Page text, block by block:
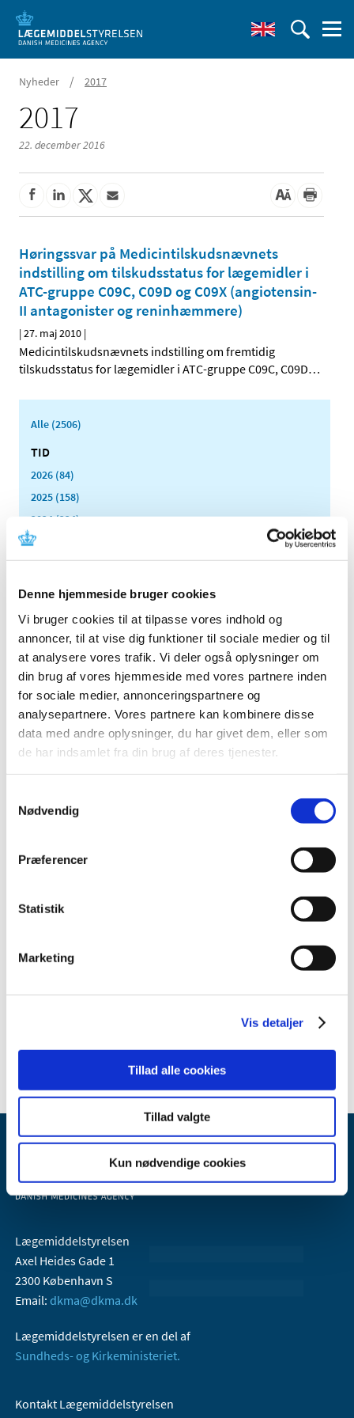
Denne hjemmeside bruger cookies
Vi bruger cookies til at tilpasse vores indhold og
annoncer, til at vise dig funktioner til sociale medier og til
at analysere vores trafik. Vi deler også oplysninger om
din brug af vores hjemmeside med vores partnere inden
for sociale medier, annonceringspartnere og
analysepartnere. Vores partnere kan kombinere disse
data med andre oplysninger, du har givet dem, eller som
de har indsamlet fra din brug af deres tjenester.
Nødvendig
Præferencer
Statistik
Marketing
Vis detaljer
Tillad alle cookies
Tillad valgte
Kun nødvendige cookies
Nyheder / 2017
2017
22. december 2016
Høringssvar på Medicintilskudsnævnets
indstilling om tilskudsstatus for lægemidler i
ATC-gruppe C09C, C09D og C09X (angiotensin-
II antagonister og reninhæmmere)
|27. maj 2010 |
Medicintilskudsnævnets indstilling om fremtidig
tilskudsstatus for lægemidler i ATC-gruppe C09C, C09D…
Alle (2506)
TID
2026 (84)
2025 (158)
2024 (224)
2023 (195)
2022 (197)
2019 (159)
2018 (150)
2017 (167)
2016 (167)
2015 (33)
2014 (44)
2011 (13)
april (2)
2009 (14)
2007 (3)
Lægemiddelstyrelsen
Axel Heides Gade 1
2300 København S
Email: dkma@dkma.dk
Lægemiddelstyrelsen er en del af
Sundheds- og Kirkeministeriet.
Kontakt Lægemiddelstyrelsen